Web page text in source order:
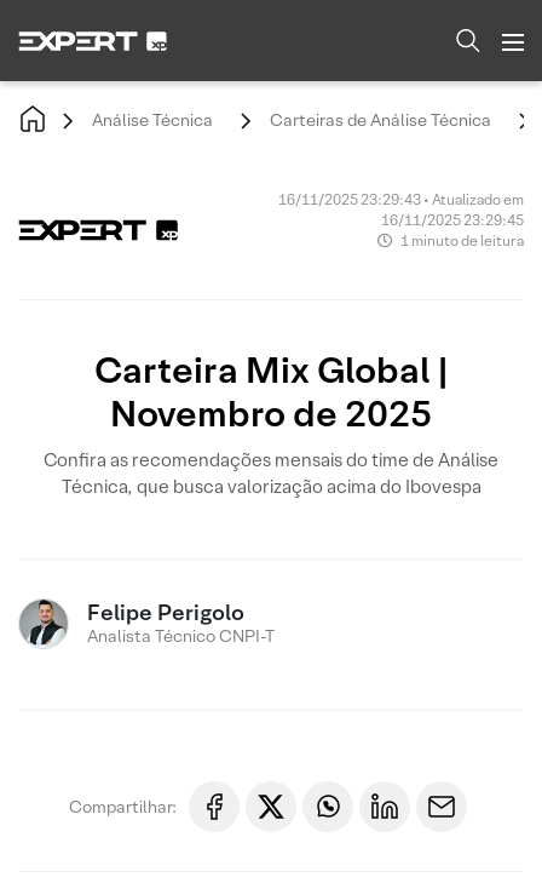
Análise Técnica Carteiras de Análise Técnica
16/11/2025 23:29:43 • Atualizado em
16/11/2025 23:29:45
1 minuto de leitura
Carteira Mix Global |
Novembro de 2025
Confira as recomendações mensais do time de Análise
Técnica, que busca valorização acima do Ibovespa
Felipe Perigolo
Analista Técnico CNPI-T
Compartilhar: